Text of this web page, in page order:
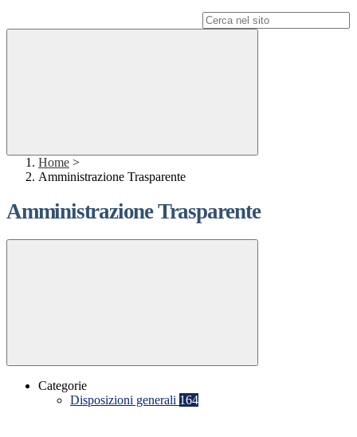
Home >
Amministrazione Trasparente
Amministrazione Trasparente
Categorie
Disposizioni generali 164